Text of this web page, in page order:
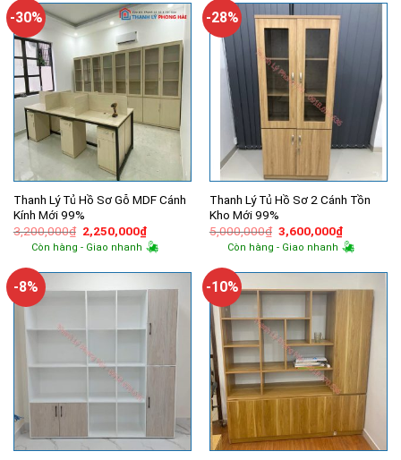
-30%
Thanh Lý Tủ Hồ Sơ Gỗ MDF Cánh
Kính Mới 99%
3,200,000₫ Giá
gốc
là:
2,250,000₫Giá
hiện
tại
2,250,000₫.
Còn hàng - Giao nhanh
-28%
Thanh Lý Tủ Hồ Sơ 2 Cánh Tồn
Kho Mới 99%
5,000,000₫ Giá
gốc
là:
3,600,000₫Giá
hiện
tại
Còn hàng - Giao nhanh
-8% -10%